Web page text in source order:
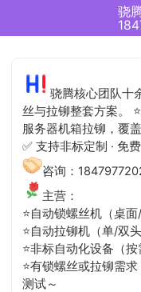
骁
骁腾核心团队十
丝与拉铆整套方案。
服务器机箱拉铆，覆
✅ 支持非标定制 · 免
咨询：
主营：
⭐自动锁螺丝机（桌
⭐自动拉铆机（单/双
⭐非标自动化设备（按
⭐有锁螺丝或拉铆需
测试～